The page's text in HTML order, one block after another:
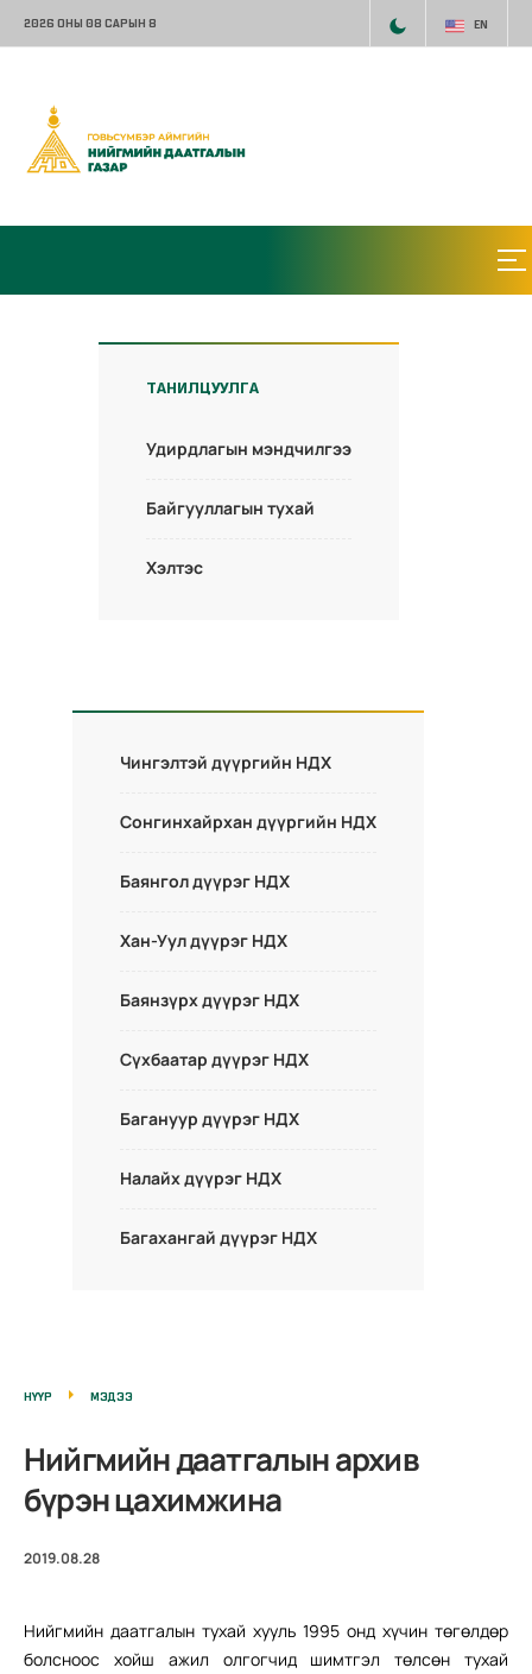
2026 ОНЫ 08 САРЫН 8 EN
ТАНИЛЦУУЛГА
Удирдлагын мэндчилгээ
Байгууллагын тухай
Хэлтэс
Чингэлтэй дүүргийн НДХ
Сонгинхайрхан дүүргийн НДХ
Баянгол дүүрэг НДХ
Хан-Уул дүүрэг НДХ
Баянзүрх дүүрэг НДХ
Сүхбаатар дүүрэг НДХ
Багануур дүүрэг НДХ
Налайх дүүрэг НДХ
Багахангай дүүрэг НДХ
НҮҮР МЭДЭЭ
Нийгмийн даатгалын архив
бүрэн цахимжина
2019.08.28
Нийгмийн даатгалын тухай хууль 1995 онд хүчин төгөлдөр
болсноос хойш ажил олгогчид шимтгэл төлсөн тухай